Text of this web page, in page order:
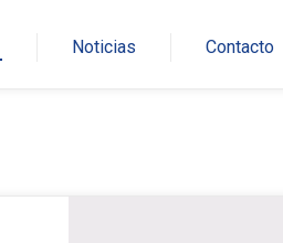
Noticias Contacto